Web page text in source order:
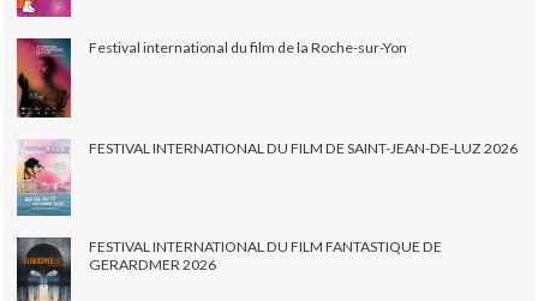
Festival international du film de la Roche-sur-Yon
FESTIVAL INTERNATIONAL DU FILM DE SAINT-JEAN-DE-LUZ 2026
FESTIVAL INTERNATIONAL DU FILM FANTASTIQUE DE
GERARDMER 2026